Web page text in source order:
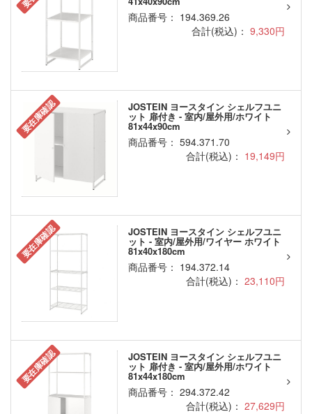
商品番号： 194.369.26
合計(税込)： 9,330円
要在庫確認 JOSTEIN ヨースタイン シェルフユニ
ット 扉付き - 室内/屋外用/ホワイト
81x44x90cm
商品番号： 594.371.70
合計(税込)： 19,149円
要在庫確認 JOSTEIN ヨースタイン シェルフユニ
ット - 室内/屋外用/ワイヤー ホワイト
81x40x180cm
商品番号： 194.372.14
合計(税込)： 23,110円
要在庫確認 JOSTEIN ヨースタイン シェルフユニ
ット 扉付き - 室内/屋外用/ホワイト
81x44x180cm
商品番号： 294.372.42
合計(税込)： 27,629円